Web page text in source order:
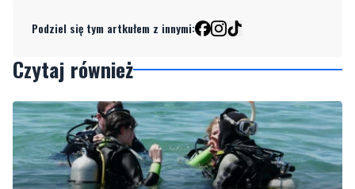
Podziel się tym artkułem z innymi:
Czytaj również